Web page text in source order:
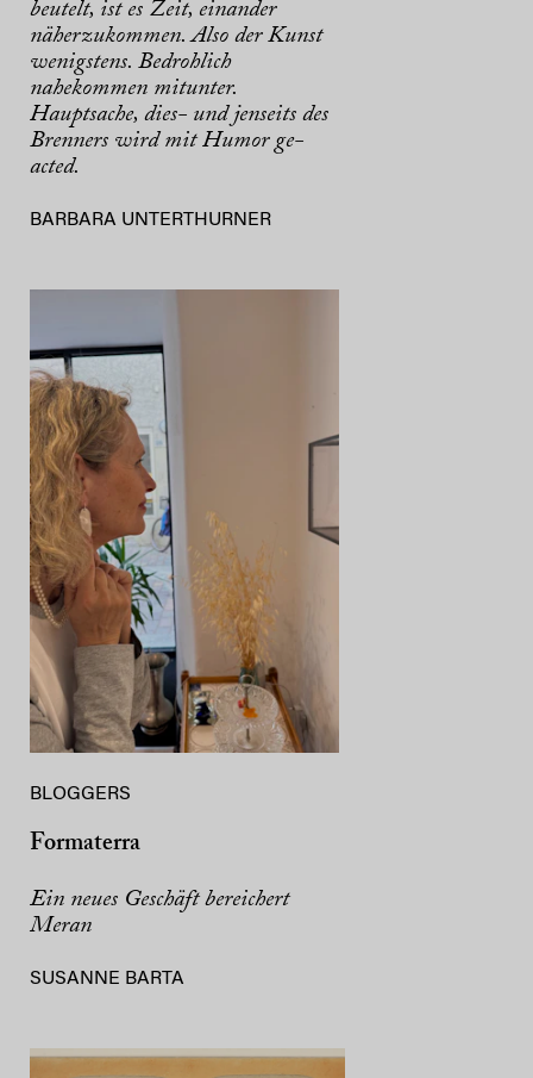
beutelt, ist es Zeit, einander
näherzukommen. Also der Kunst
wenigstens. Bedrohlich
nahekommen mitunter.
Hauptsache, dies- und jenseits des
Brenners wird mit Humor ge-
acted.
BARBARA UNTERTHURNER
BLOGGERS
Formaterra
Ein neues Geschäft bereichert
Meran
SUSANNE BARTA